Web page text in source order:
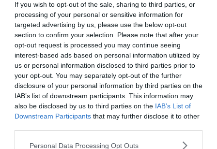
If you wish to opt-out of the sale, sharing to third parties, or
processing of your personal or sensitive information for
targeted advertising by us, please use the below opt-out
section to confirm your selection. Please note that after your
opt-out request is processed you may continue seeing
interest-based ads based on personal information utilized by
us or personal information disclosed to third parties prior to
your opt-out. You may separately opt-out of the further
disclosure of your personal information by third parties on the
IAB’s list of downstream participants. This information may
also be disclosed by us to third parties on the IAB’s List of
Downstream Participants that may further disclose it to other
Personal Data Processing Opt Outs
DRAMMA
Il tragico schianto di una telecabina
nell'area sciistica di Engelberg